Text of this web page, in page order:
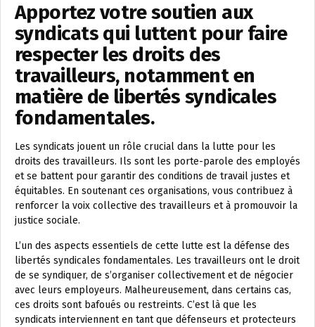
Apportez votre soutien aux
syndicats qui luttent pour faire
respecter les droits des
travailleurs, notamment en
matière de libertés syndicales
fondamentales.
Les syndicats jouent un rôle crucial dans la lutte pour les
droits des travailleurs. Ils sont les porte-parole des employés
et se battent pour garantir des conditions de travail justes et
équitables. En soutenant ces organisations, vous contribuez à
renforcer la voix collective des travailleurs et à promouvoir la
justice sociale.
L’un des aspects essentiels de cette lutte est la défense des
libertés syndicales fondamentales. Les travailleurs ont le droit
de se syndiquer, de s’organiser collectivement et de négocier
avec leurs employeurs. Malheureusement, dans certains cas,
ces droits sont bafoués ou restreints. C’est là que les
syndicats interviennent en tant que défenseurs et protecteurs